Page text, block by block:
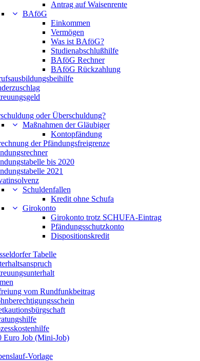
Antrag auf Waisenrente
BAföG
Einkommen
Vermögen
Was ist BAföG?
Studienabschlußhilfe
BAföG Rechner
BAföG Rückzahlung
oder Überschuldung?
Maßnahmen der Gläubiger
Kontopfändung
der Pfändungsfreigrenze
bis 2020
2021
Schuldenfallen
Kredit ohne Schufa
Girokonto
Girokonto trotz SCHUFA-Eintrag
Pfändungsschutzkonto
Dispositionskredit
Tabelle
vom Rundfunkbeitrag
Euro Job (Mini-Job)
Vorlage